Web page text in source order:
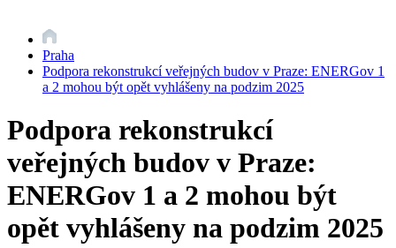
Praha
Podpora rekonstrukcí veřejných budov v Praze: ENERGov 1
a 2 mohou být opět vyhlášeny na podzim 2025
Podpora rekonstrukcí
veřejných budov v Praze:
ENERGov 1 a 2 mohou být
opět vyhlášeny na podzim 2025